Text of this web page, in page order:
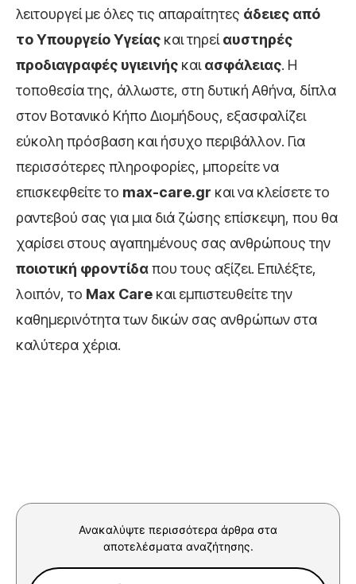
λειτουργεί με όλες τις απαραίτητες άδειες από
το Υπουργείο Υγείας και τηρείαυστηρές
προδιαγραφές υγιεινής καιασφάλειας. Η
τοποθεσία της, άλλωστε, στη δυτική Αθήνα, δίπλα
στον Βοτανικό Κήπο Διομήδους, εξασφαλίζει
εύκολη πρόσβαση και ήσυχο περιβάλλον. Για
περισσότερες πληροφορίες, μπορείτε να
επισκεφθείτε το max-care.gr και να κλείσετε το
ραντεβού σας για μια διά ζώσης επίσκεψη, που θα
χαρίσει στους αγαπημένους σας ανθρώπους την
ποιοτική φροντίδαπου τους αξίζει. Επιλέξτε,
λοιπόν, το Max Care και εμπιστευθείτε την
καθημερινότητα των δικών σας ανθρώπων στα
καλύτερα χέρια.
Ανακαλύψτε περισσότερα άρθρα στα
αποτελέσματα αναζήτησης.